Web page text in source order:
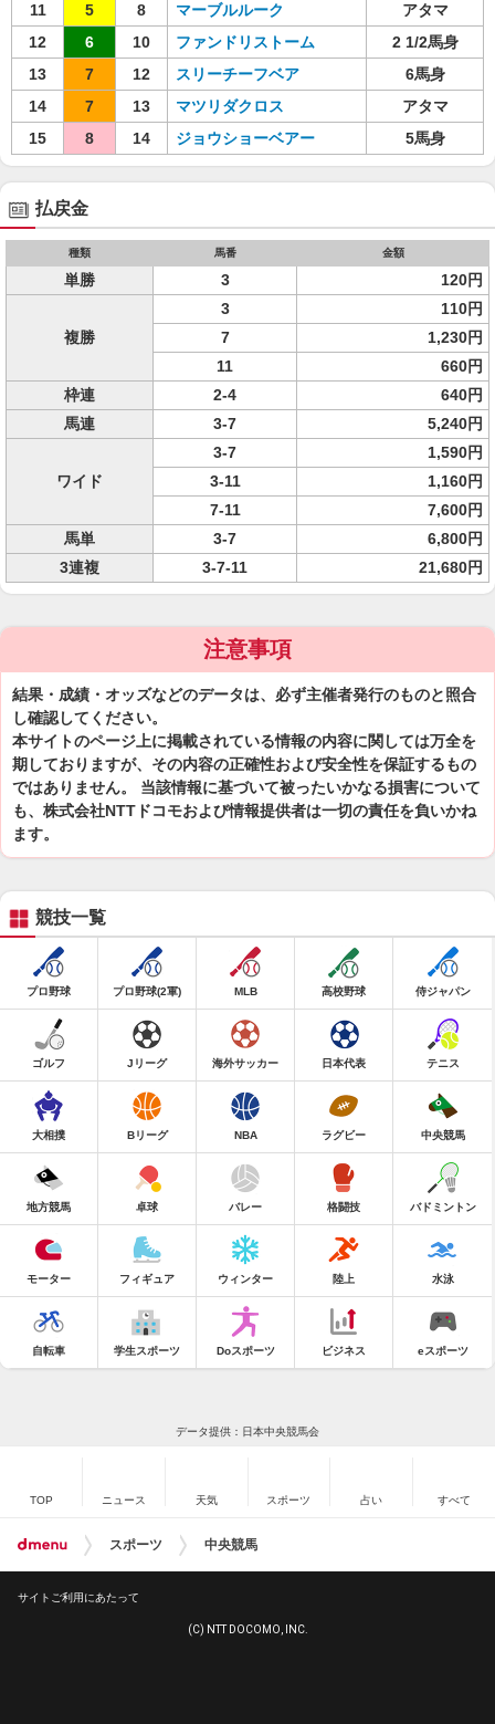
11
5 8 マーブルルーク
アタマ
12
6 10 ファンドリストーム
2 1/2馬身
13
7 12 スリーチーフベア
6馬身
14
7 13 マツリダクロス
アタマ
15
8 14 ジョウショーベアー 5馬身
払戻金
種類 馬番 金額
単勝 3 120円
複勝
3
110円
7
1,230円
11
660円
枠連
2-4
640円
馬連
3-7 5,240円
ワイド
3-7
1,590円
3-11
1,160円
7-11
7,600円
馬単
3-7
6,800円
3連複
3-7-11 21,680円
注意事項
結果・成績・オッズなどのデータは、必ず主催者発行のものと照合
し確認してください。
本サイトのページ上に掲載されている情報の内容に関しては万全を
期しておりますが、その内容の正確性および安全性を保証するもの
ではありません。 当該情報に基づいて被ったいかなる損害について
も、株式会社NTTドコモおよび情報提供者は一切の責任を負いかね
ます。
競技一覧
プロ野球 プロ野球(2軍) MLB 高校野球 侍ジャパン
ゴルフ Jリーグ 海外サッカー 日本代表 テニス
大相撲 Bリーグ NBA ラグビー 中央競馬
地方競馬 卓球 バレー 格闘技 バドミントン
モーター フィギュア ウィンター 陸上 水泳
自転車 学生スポーツ Doスポーツ ビジネス eスポーツ
データ提供：日本中央競馬会
TOP ニュース 天気 スポーツ 占い すべて
スポーツ 中央競馬
サイトご利用にあたって
(C) NTT DOCOMO, INC.